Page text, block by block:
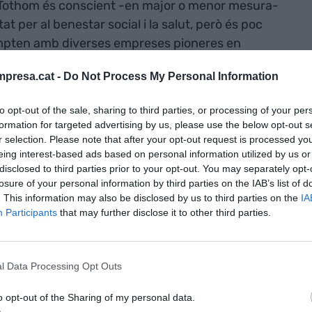
- Do Not Process My Personal Information
opt-out of the sale, sharing to third parties, or processing of your
for targeted advertising by us, please use the below opt-out
selection. Please note that after your opt-out request is processed
interest-based ads based on personal information utilized by us
to third parties prior to your opt-out. You may separately
of your personal information by third parties on the IAB’s list of
This information may also be disclosed by us to third parties on the
Participants that may further disclose it to other third parties.
Data Processing Opt Outs
opt-out of the Sharing of my personal data.
és conscient -en major o menor mesura-
per al benestar social i la salut, però és poc
amb diverses empreses pioneres en
clar d’empresabiotechmallorquina amb èxit,
Medtech, i Syntax, entre d’altres. A la primera
creades quan l’ecosistema era quasi
cada any. El 2020, marcat per la pandèmia, el
Illes Balears (BIOIB) va sumar dues
camí que tenen per davant no és fàcil, i és que
continuat i és complicat trobar-ne.
el sector reclama reconeixement i un esforç
públiques.